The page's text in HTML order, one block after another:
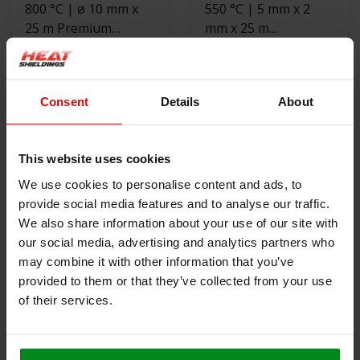
Consent Details About
This website uses cookies
We use cookies to personalise content and ads, to
provide social media features and to analyse our traffic.
We also share information about your use of our site with
our social media, advertising and analytics partners who
may combine it with other information that you’ve
provided to them or that they’ve collected from your use
of their services.
800 °C | ø 10 mm x
25 m Premium
Hitzebeständige
Schnur |
Ofendichtung
€44,00
PRODUKT ANZEIGEN
550 °C | 5 mm x 2
mm x 25 m
Selbstklebende
Ofendichtband
PRODUKT ANZEIGEN
Schnur |
€45,00
Hitzebeständige
€37,00